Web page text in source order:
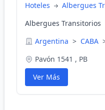
Hoteles
Albergues
Albergues Transitorios
Argentina > CABA
Pavón 1541 , PB
Ver Más